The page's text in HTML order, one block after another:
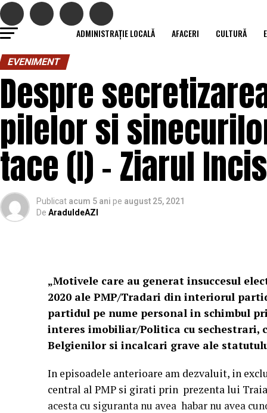
ADMINISTRAȚIE LOCALĂ AFACERI CULTURĂ
EVENIMENT
Despre
pilelor si
tace (I) – Ziarul
Publicat acum 5 ani pe august 25, 2021
De AraduldeAZI
„Motivele care au generat insuccesul
2020 ale PMP/Tradari din interiorul
partidul pe nume personal in schimbul
interes imobiliar/Politica cu sechestrari,
Belgienilor si incalcari grave ale
In episoadele anterioare am dezvaluit, in
central al PMP si girati prin prezenta lui
acesta cu siguranta nu avea habar nu avea